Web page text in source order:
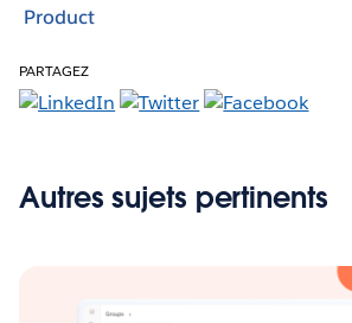
Product
PARTAGEZ
Autres sujets pertinents